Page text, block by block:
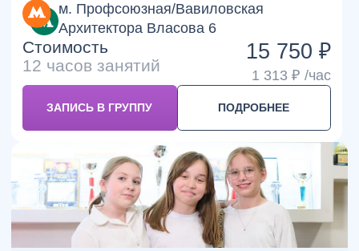
НАШИ
ПРЕИМУЩЕСТВА
С 2009 года — системное театральное
Студия работает более 15 лет и выстроила
и актёрскому мастерству, проверенную временем и
Видим каждого ребёнка
Мы работаем не «по шаблону», а учитываем
характер, темперамент и уровень подготовки —
помогаем раскрыться постепенно и без давления.
Учимся через действие
Занятия проходят в игровой и практической форме:
упражнения, импровизации, сценические этюды —
дети не слушают теорию, а проживают её.
Возраст — не формальность, а методика
Группы формируются по возрасту, чтобы программа